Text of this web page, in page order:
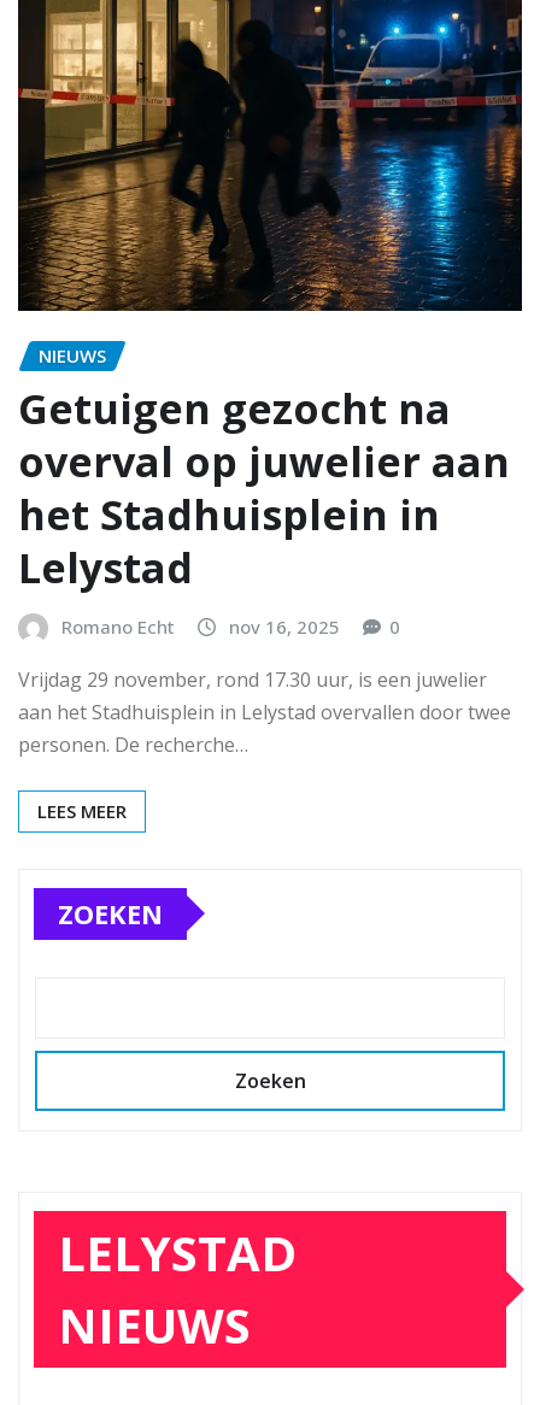
NIEUWS
Getuigen gezocht na
overval op juwelier aan
het Stadhuisplein in
Lelystad
Romano Echt nov 16, 2025 0
Vrijdag 29 november, rond 17.30 uur, is een juwelier
aan het Stadhuisplein in Lelystad overvallen door twee
personen. De recherche…
LEES MEER
ZOEKEN
Zoeken
LELYSTAD
NIEUWS